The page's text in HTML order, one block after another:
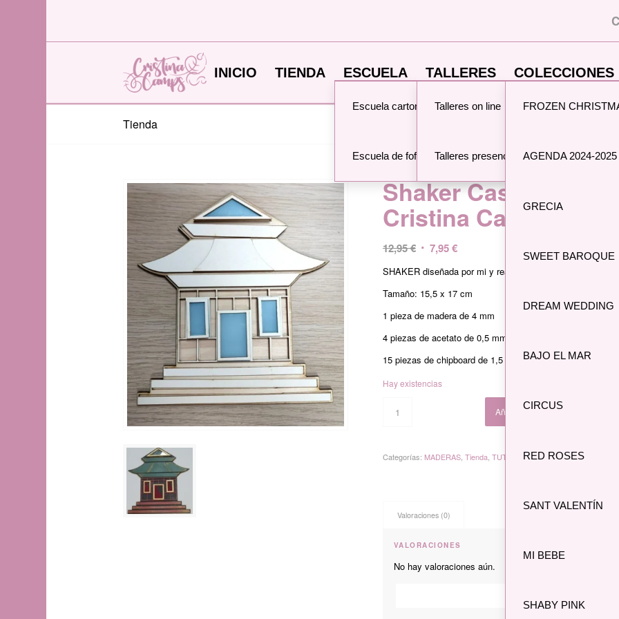
INICIO TIENDA ESCUELA
Escuela cartonaje
Escuela de fofuchas
TALLERES
Talleres on line
Talleres presenciales
FROZEN
AGENDA 2024-2025
GRECIA
SWEET BAROQUE
DREAM WEDDING
BAJO EL MAR
CIRCUS
RED ROSES
SANT VALENTÍN
MI BEBE
SHABY PINK
Tienda
Shaker Casa
Cristina Camps
12,95€ El
era:
12,95 €.
7,95€El
actual
es:
7,95 €.
SHAKER diseñada por mi y realizada por Kora projects.
Tamaño: 15,5 x 17 cm
1 pieza de madera de 4 mm
4 piezas de acetato de 0,5 mm
15 piezas de chipboard de 1,5 mm
Hay existencias
Añadir al carrito
Categorías: MADERAS, Tienda, TUTORIAL ÁLBUM JAPÓN
Valoraciones (0)
VALORACIONES
No hay valoraciones aún.